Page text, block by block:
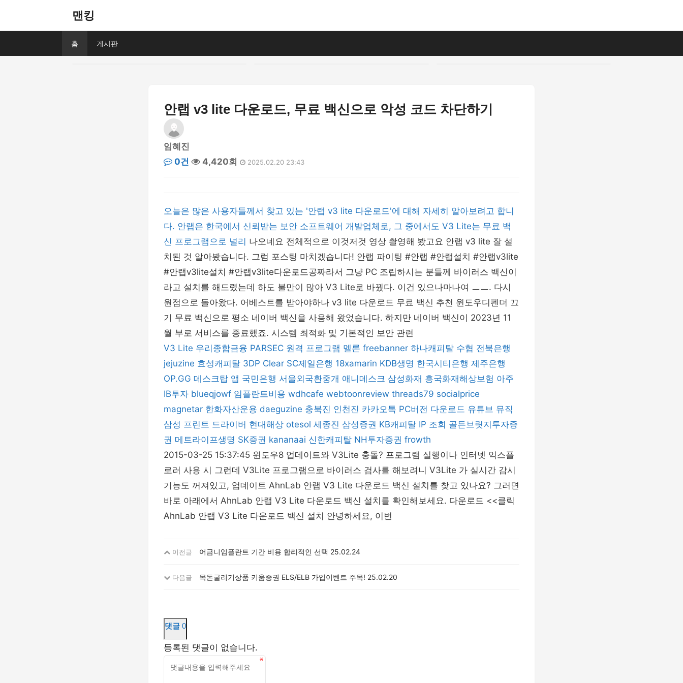
맨킹
홈 게시판
안랩 v3 lite 다운로드, 무료 백신으로 악성 코드 차단하기
임혜진
0건
4,420회 2025.02.20 23:43
오늘은 많은 사용자들께서 찾고 있는 '안랩 v3 lite 다운로드'에 대해 자세히 알아보려고 합니
다. 안랩은 한국에서 신뢰받는 보안 소프트웨어 개발업체로, 그 중에서도 V3 Lite는 무료 백
신 프로그램으로 널리 나오네요 전체적으로 이것저것 영상 촬영해 봤고요 안랩 v3 lite 잘 설
치된 것 알아봤습니다. 그럼 포스팅 마치겠습니다! 안랩 파이팅 #안랩 #안랩설치 #안랩v3lite
#안랩v3lite설치 #안랩v3lite다운로드공짜라서 그냥 PC 조립하시는 분들께 바이러스 백신이
라고 설치를 해드렸는데 하도 불만이 많아 V3 Lite로 바꿨다. 이건 있으나마나여 ㅡㅡ. 다시
원점으로 돌아왔다. 어베스트를 받아야하나 v3 lite 다운로드 무료 백신 추천 윈도우디펜더 끄
기 무료 백신으로 평소 네이버 백신을 사용해 왔었습니다. 하지만 네이버 백신이 2023년 11
월 부로 서비스를 종료했죠. 시스템 최적화 및 기본적인 보안 관련
V3 Lite 우리종합금융 PARSEC 원격 프로그램 멜론 freebanner 하나캐피탈 수협 전북은행
jejuzine 효성캐피탈 3DP Clear SC제일은행 18xamarin KDB생명 한국시티은행 제주은행
OP.GG 데스크탑 앱 국민은행 서울외국환중개 애니데스크 삼성화재 흥국화재해상보험 아주
IB투자 blueqjowf 임플란트비용 wdhcafe webtoonreview threads79 socialprice
magnetar 한화자산운용 daeguzine 충북진 인천진 카카오톡 PC버전 다운로드 유튜브 뮤직
삼성 프린트 드라이버 현대해상 otesol 세종진 삼성증권 KB캐피탈 IP 조회 골든브릿지투자증
권 메트라이프생명 SK증권 kananaai 신한캐피탈 NH투자증권 frowth
2015-03-25 15:37:45 윈도우8 업데이트와 V3Lite 충돌? 프로그램 실행이나 인터넷 익스플
로러 사용 시 그런데 V3Lite 프로그램으로 바이러스 검사를 해보려니 V3Lite 가 실시간 감시
기능도 꺼져있고, 업데이트 AhnLab 안랩 V3 Lite 다운로드 백신 설치를 찾고 있나요? 그러면
바로 아래에서 AhnLab 안랩 V3 Lite 다운로드 백신 설치를 확인해보세요. 다운로드 <<클릭
AhnLab 안랩 V3 Lite 다운로드 백신 설치 안녕하세요, 이번
이전글 어금니임플란트 기간 비용 합리적인 선택 25.02.24
다음글 목돈굴리기상품 키움증권 ELS/ELB 가입이벤트 주목! 25.02.20
댓글 0
등록된 댓글이 없습니다.